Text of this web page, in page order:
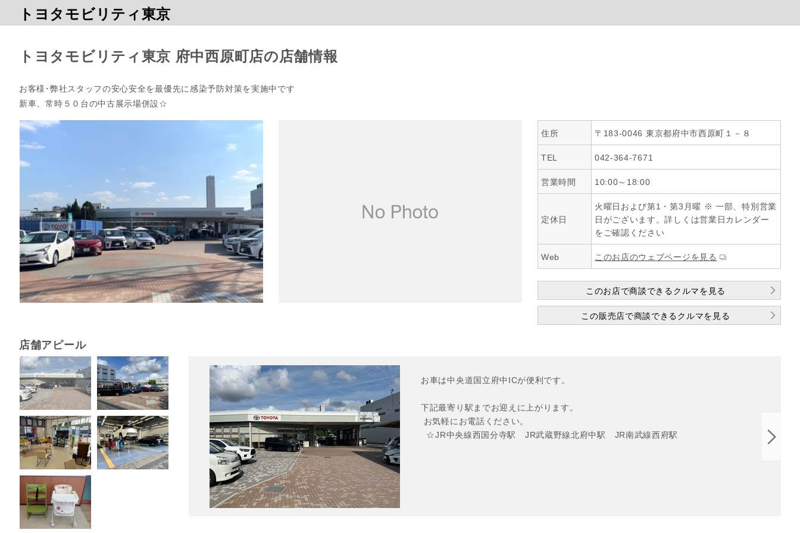
トヨタモビリティ東京
トヨタモビリティ東京 府中西原町店の店舗情報
お客様･弊社スタッフの安心安全を最優先に感染予防対策を実施中です
新車、常時５０台の中古展示場併設☆
住所 〒183-0046 東京都府中市西原町１－８
TEL 042-364-7671
営業時間 10:00～18:00
定休日
火曜日および第1・第3月曜 ※ 一部、特別営業
日がございます。詳しくは営業日カレンダー
をご確認ください
Web このお店のウェブページを見る
このお店で商談できるクルマを見る
この販売店で商談できるクルマを見る
店舗アピール
お車は中央道国立府中ICが便利です。
下記最寄り駅までお迎えに上がります。
  ☆JR中央線西国分寺駅　JR武蔵野線北府中駅　JR南武線西府駅